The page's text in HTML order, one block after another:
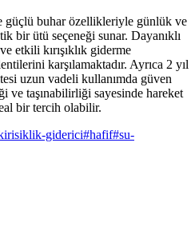
güçlü buhar özellikleriyle günlük ve
bir ütü seçeneği sunar. Dayanıklı
etkili kırışıklık giderme
karşılamaktadır. Ayrıca 2 yıl
uzun vadeli kullanımda güven
ve taşınabilirliği sayesinde hareket
bir tercih olabilir.
giderici#hafif#su-